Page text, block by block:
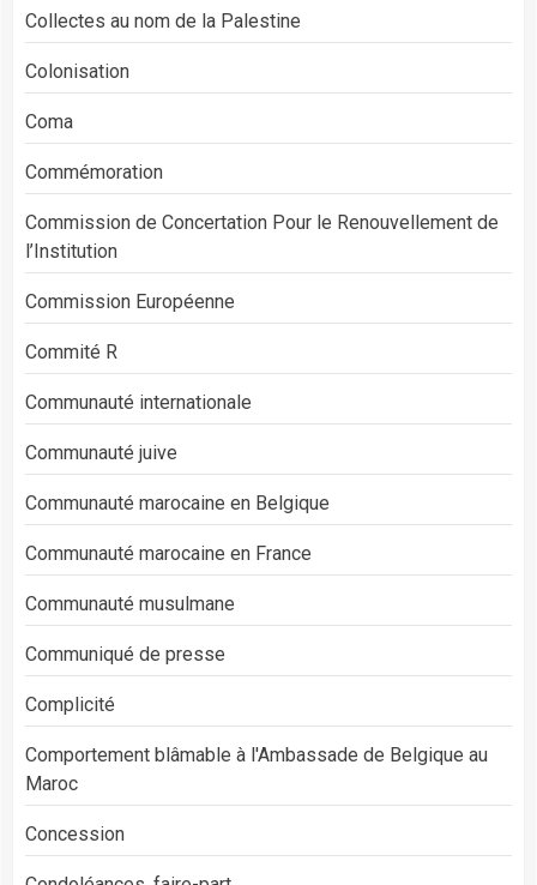
Collectes au nom de la Palestine
Colonisation
Coma
Commémoration
Commission de Concertation Pour le Renouvellement de
l’Institution
Commission Européenne
Commité R
Communauté internationale
Communauté juive
Communauté marocaine en Belgique
Communauté marocaine en France
Communauté musulmane
Communiqué de presse
Complicité
Comportement blâmable à l'Ambassade de Belgique au
Maroc
Concession